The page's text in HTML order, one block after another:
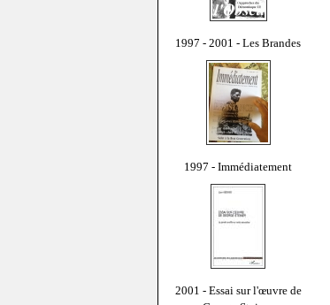
1997 - 2001 - Les Brandes
1997 - Immédiatement
2001 - Essai sur l'œuvre de